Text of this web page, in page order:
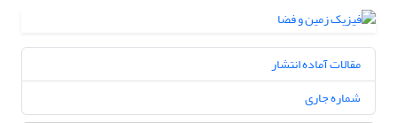
مقالات آماده انتشار
شماره جاری